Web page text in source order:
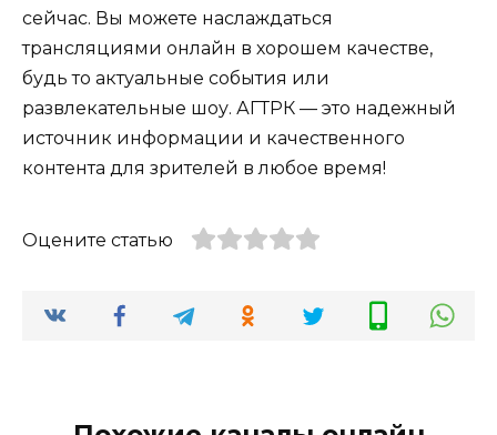
сейчас. Вы можете наслаждаться
трансляциями онлайн в хорошем качестве,
будь то актуальные события или
развлекательные шоу. АГТРК — это надежный
источник информации и качественного
контента для зрителей в любое время!
Оцените статью